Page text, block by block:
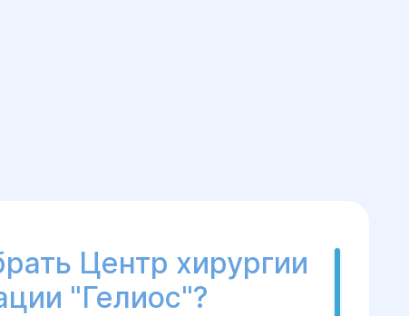
Центр хирургии
"Гелиос"?